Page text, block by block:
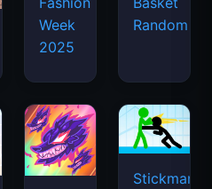
Week
2025
Random
Stickman